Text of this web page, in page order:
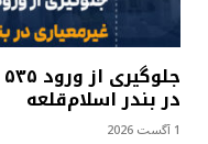
در بندر اسلام‌قلعه
1 آگست 2026